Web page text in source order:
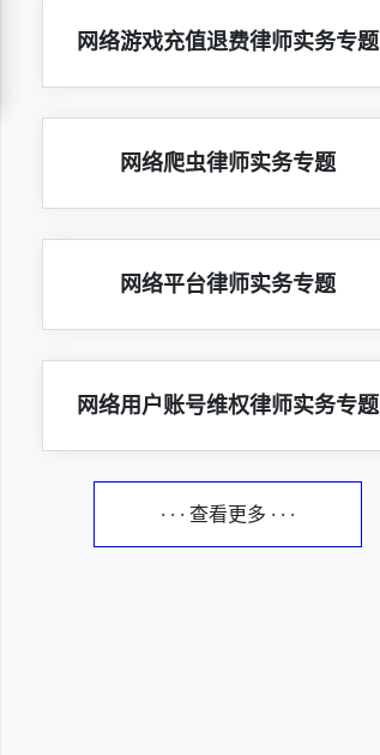
网络游戏充值退费律师实务专题
网络爬虫律师实务专题
网络平台律师实务专题
网络用户账号维权律师实务专题
· · · 查看更多 · · ·